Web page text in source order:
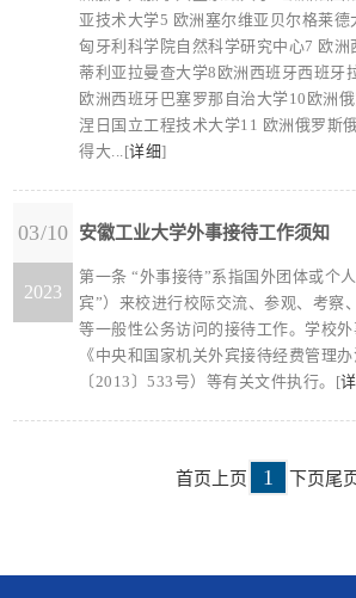
亚技术大学5 欧洲塞尔维亚贝尔格莱德
匈牙利科学院自然科学研究中心7 欧洲
蒂利亚拉曼查大学8欧洲西班牙西班牙
欧洲西班牙巴塞罗那自治大学10欧洲
涅日国立工程技术大学11 欧洲俄罗斯
得大...[详细]
03/10
2023
安徽工业大学外事接待工作须知
第一条 “外事接待”系指国外团体或个
宾”）来校进行校际交流、参观、考察
等一般性公务访问的接待工作。学校
《中央和国家机关外宾接待经费管理
〔2013〕533号）等有关文件执行。[
首页 上页 1 下页尾